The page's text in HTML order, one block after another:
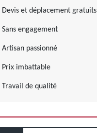
Devis et déplacement gratuits
Sans engagement
Artisan passionné
Prix imbattable
Travail de qualité